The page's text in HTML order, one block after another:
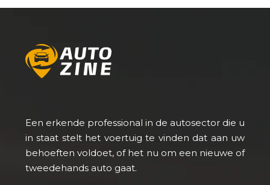
Een erkende professional in de autosector die u
in staat stelt het voertuig te vinden dat aan uw
behoeften voldoet, of het nu om een nieuwe of
tweedehands auto gaat.